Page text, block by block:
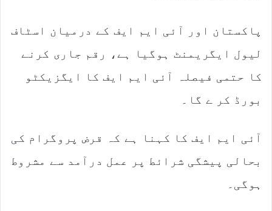
پاکستان اور آئی ایم ایف کے درمیان اسٹاف
لیول ایگریمنٹ ہوگیا ہے، رقم جاری کرنے
کا حتمی فیصلہ آئی ایم ایف کا ایگزیکٹو
بورڈ کر ے گا۔
آئی ایم ایف کا کہنا ہے کہ قرض پروگرام کی
بحالی پیشگی شرائط پر عمل درآمد سے مشروط
ہوگی۔